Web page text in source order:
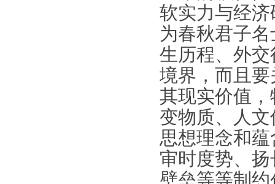
软实力与经
为春秋君子
生历程、外
境界，而且
其现实价值
变物质、人
思想理念和
审时度势、
壁垒等等制